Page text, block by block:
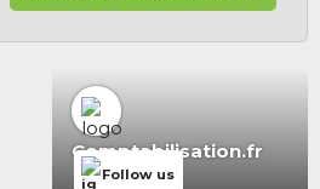
Comptabilisation.fr
Follow us